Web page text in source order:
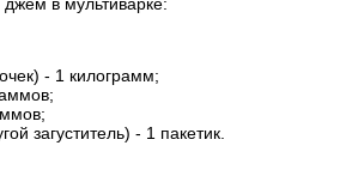
- 1 килограмм;
загуститель) - 1 пакетик.